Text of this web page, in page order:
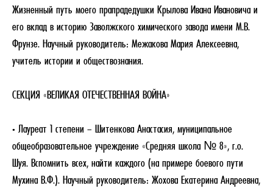
Жизненный путь моего прапрадедушки Крылова Ивана Ивановича и
его вклад в историю Заволжского химического завода имени М.В.
Фрунзе. Научный руководитель: Межакова Мария Алексеевна,
учитель истории и обществознания.
СЕКЦИЯ «ВЕЛИКАЯ ОТЕЧЕСТВЕННАЯ ВОЙНА»
• Лауреат 1 степени – Шитенкова Анастасия, муниципальное
общеобразовательное учреждение «Средняя школа № 8», г.о.
Шуя. Вспомнить всех, найти каждого (на примере боевого пути
Мухина В.Ф.). Научный руководитель: Жохова Екатерина Андреевна,